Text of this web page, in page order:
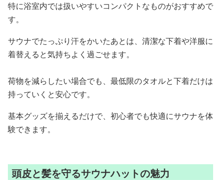
特に浴室内では扱いやすいコンパクトなものがおすすめで
す。
サウナでたっぷり汗をかいたあとは、清潔な下着や洋服に
着替えると気持ちよく過ごせます。
荷物を減らしたい場合でも、最低限のタオルと下着だけは
持っていくと安心です。
基本グッズを揃えるだけで、初心者でも快適にサウナを体
験できます。
頭皮と髪を守るサウナハットの魅力